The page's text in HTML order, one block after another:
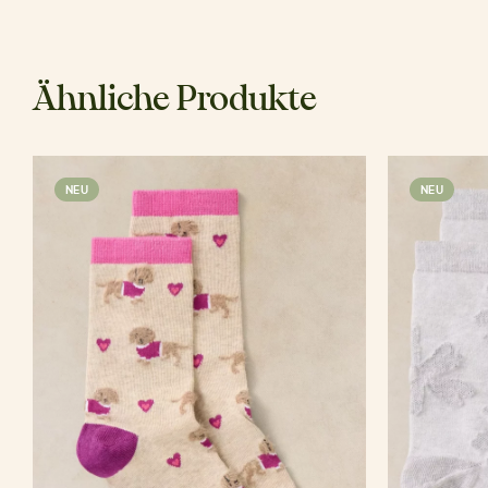
Ähnliche Produkte
NEU NEU